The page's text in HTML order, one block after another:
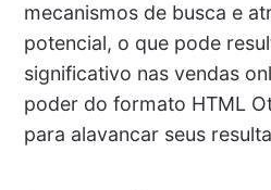
mecanismos de busca e
potencial, o que pode
significativo nas vendas
poder do formato HTML
para alavancar seus